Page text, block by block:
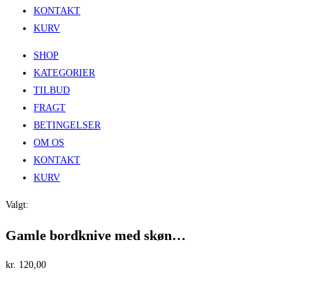
KONTAKT
KURV
SHOP
KATEGORIER
TILBUD
FRAGT
BETINGELSER
OM OS
KONTAKT
KURV
Valgt:
Gamle bordknive med skøn…
kr. 120,00